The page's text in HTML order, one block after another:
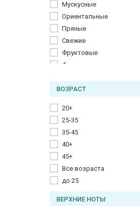
Мускусные
Ориентальные
Пряные
Свежие
Фруктовые
Фужерные
Цитрусовые
ВОЗРАСТ
20+
25-35
35-45
40+
45+
Все возраста
до 25
ВЕРХНИЕ НОТЫ